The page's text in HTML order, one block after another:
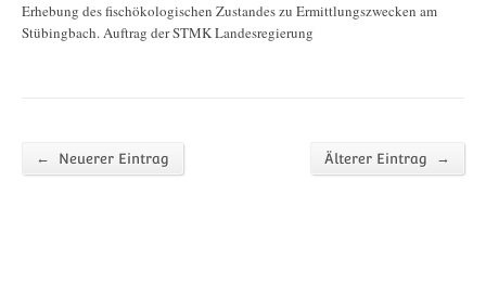
Erhebung des fischökologischen Zustandes zu Ermittlungszwecken am
Stübingbach. Auftrag der STMK Landesregierung
← Neuerer Eintrag Älterer Eintrag →